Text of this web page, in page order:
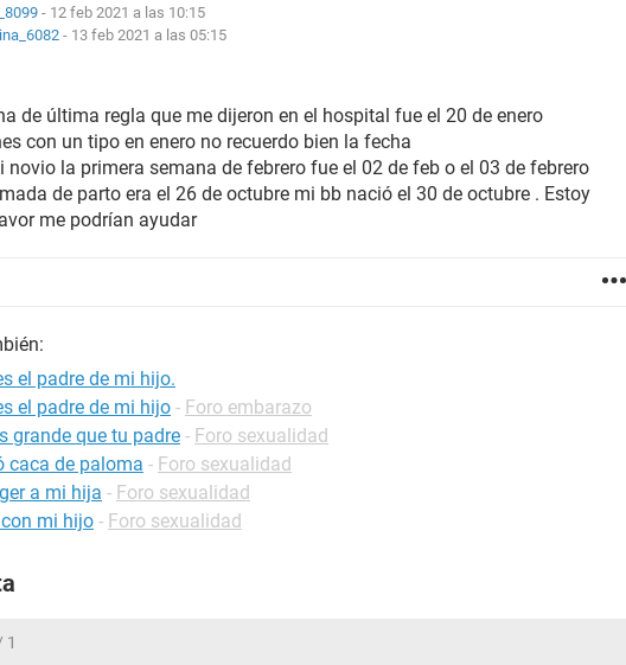
- 12 feb 2021 a las 10:15
- 13 feb 2021 a las 05:15
de última regla que me dijeron en el hospital fue el 20 de enero
con un tipo en enero no recuerdo bien la fecha
novio la primera semana de febrero fue el 02 de feb o el 03 de febrero
de parto era el 26 de octubre mi bb nació el 30 de octubre . Estoy
me podrían ayudar
el padre de mi hijo.
el padre de mi hijo - Foro embarazo
grande que tu padre - Foro sexualidad
caca de paloma - Foro sexualidad
a mi hija - Foro sexualidad
mi hijo - Foro sexualidad
1